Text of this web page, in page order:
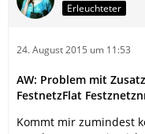
Erleuchteter
24. August 2015 um 11:53
AW: Problem mit
FestnetzFlat
Kommt mir zumindest